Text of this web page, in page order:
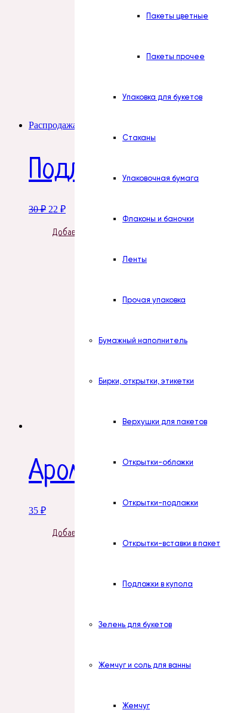
Пакеты цветные
Пакеты прочее
Упаковка для букетов
Стаканы
Упаковочная бумага
Флаконы и баночки
Ленты
Прочая упаковка
Бумажный наполнитель
Бирки, открытки, этикетки
Верхушки для пакетов
Открытки-обложки
Открытки-подложки
Открытки-вставки в пакет
Подложки в купола
Зелень для букетов
Жемчуг и соль для ванны
Жемчуг
Распродажа!
Подложка
30₽ Original
was:
22 ₽Current
is:
Добавить в корзину
Аромафлакон
35 ₽
Добавить в корзину